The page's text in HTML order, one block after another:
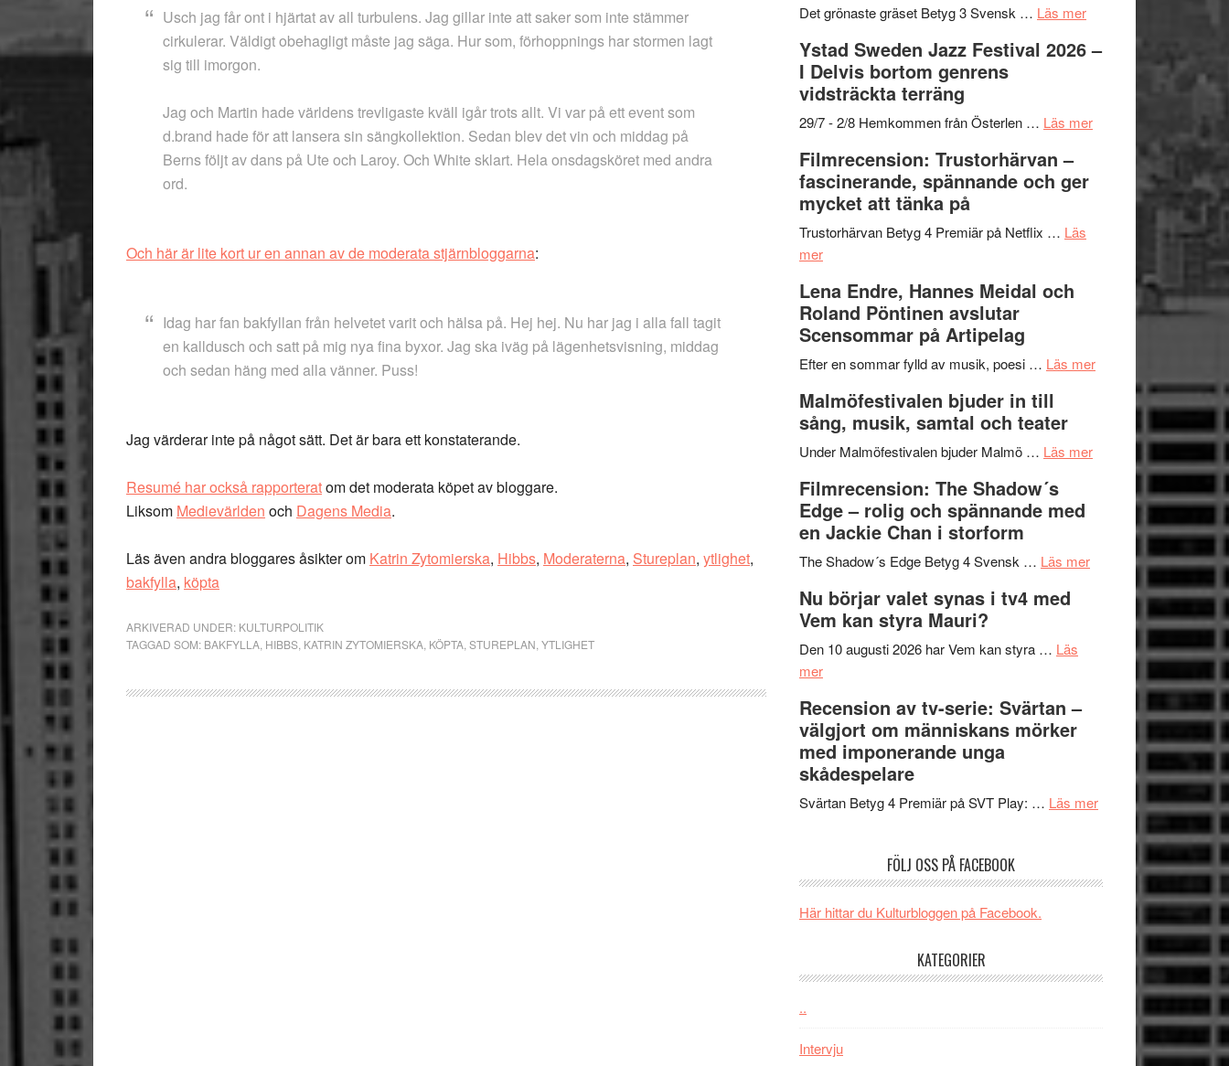
Usch jag får ont i hjärtat av all turbulens. Jag gillar inte att saker som inte stämmer
cirkulerar. Väldigt obehagligt måste jag säga. Hur som, förhoppnings har stormen lagt
sig till imorgon.
Jag och Martin hade världens trevligaste kväll igår trots allt. Vi var på ett event som
d.brand hade för att lansera sin sängkollektion. Sedan blev det vin och middag på
Berns följt av dans på Ute och Laroy. Och White sklart. Hela onsdagsköret med andra
ord.
Och här är lite kort ur en annan av de moderata stjärnbloggarna:
Idag har fan bakfyllan från helvetet varit och hälsa på. Hej hej. Nu har jag i alla fall tagit
en kalldusch och satt på mig nya fina byxor. Jag ska iväg på lägenhetsvisning, middag
och sedan häng med alla vänner. Puss!
Jag värderar inte på något sätt. Det är bara ett konstaterande.
Resumé har också rapporteratom det moderata köpet av bloggare.
Liksom Medievärlden och Dagens Media.
Läs även andra bloggares åsikter om Katrin Zytomierska, Hibbs, Moderaterna, Stureplan, ytlighet,
bakfylla, köpta
ARKIVERAD UNDER: KULTURPOLITIK
TAGGAD SOM: BAKFYLLA HIBBS KATRIN ZYTOMIERSKA KÖPTA STUREPLAN YTLIGHET
Frankenshtey
med
och
Scully
åretsFilmstadens
stipendium
Det grönaste gräset Betyg 3 Svensk … Läs merom
Det
–
och
Ystad Sweden Jazz Festival 2026 –
I Delvis bortom genrens
vidsträckta terräng
29/7 - 2/8 Hemkommen från Österlen … Läs merom
vidsträckta
Filmrecension: Trustorhärvan –
fascinerande, spännande och ger
mycket att tänka på
Trustorhärvan Betyg 4 Premiär på Netflix … Läs
merom
Trustorhärvan
–
fascinerande,
spännande
ger
mycket
att
på
Lena Endre, Hannes Meidal och
Roland Pöntinen avslutar
Scensommar på Artipelag
Efter en sommar fylld av musik, poesi … Läs merom
Hannes
Roland
avslutar
Scensommar
Artipelag
Malmöfestivalen bjuder in till
sång, musik, samtal och teater
Under Malmöfestivalen bjuder Malmö … Läs merom
Malmöfestivalen
Filmrecension: The Shadow´s
Edge – rolig och spännande med
en Jackie Chan i storform
The Shadow´s Edge Betyg 4 Svensk … Läs merom
Filmrecension:
Shadow
spännande
en
storform
Nu börjar valet synas i tv4 med
Vem kan styra Mauri?
Den 10 augusti 2026 har Vem kan styra … Läs
merom
börjar
valet
synas
i
tv4
styra
Mauri?
Recension av tv-serie: Svärtan –
välgjort om människans mörker
med imponerande unga
skådespelare
Svärtan Betyg 4 Premiär på SVT Play: … Läs merom
serie:
Svärtan
välgjort
om
människans
mörker
FÖLJ OSS PÅ FACEBOOK
Här hittar du Kulturbloggen på Facebook.
KATEGORIER
..
Intervju